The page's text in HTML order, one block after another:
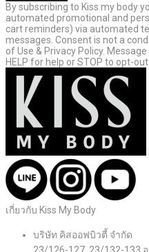
By subscribing to Kiss my body
automated promotional and
cart reminders) via automated
messages. Consent is not a
of Use & Privacy Policy.
HELP for help or STOP to opt-out.
เกี่ยวกับ Kiss My Body
บริษัท คิสออฟบิวตี้ จำกัด
23/126-127, 23/132-133